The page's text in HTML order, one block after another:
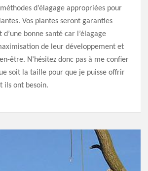
d’élagage appropriées pour
Vos plantes seront garanties
d’une bonne santé car l’élagage
de leur développement et
être. N’hésitez donc pas à me confier
soit la taille pour que je puisse offrir
ils ont besoin.